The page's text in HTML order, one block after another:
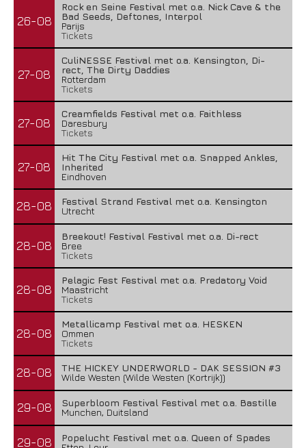
26-08
Rock en Seine Festival met o.a. Nick Cave & the
Bad Seeds, Deftones, Interpol
Parijs
Tickets
27-08
CuliNESSE Festival met o.a. Kensington, Di-
rect, The Dirty Daddies
Rotterdam
Tickets
27-08
Creamfields Festival met o.a. Faithless
Daresbury
Tickets
27-08
Hit The City Festival met o.a. Snapped Ankles,
Inherited
Eindhoven
28-08
Festival Strand Festival met o.a. Kensington
Utrecht
28-08
Breekout! Festival Festival met o.a. Di-rect
Bree
Tickets
28-08
Pelagic Fest Festival met o.a. Predatory Void
Maastricht
Tickets
28-08
Metallicamp Festival met o.a. HESKEN
Ommen
Tickets
28-08
THE HICKEY UNDERWORLD - DAK SESSION #3
Wilde Westen (Wilde Westen (Kortrijk))
29-08
Superbloom Festival Festival met o.a. Bastille
Munchen, Duitsland
29-08
Popelucht Festival met o.a. Queen of Spades